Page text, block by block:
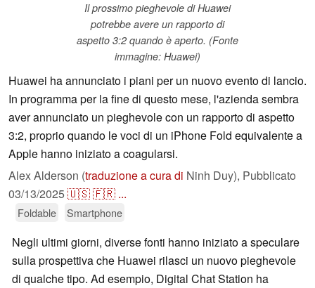
Il prossimo pieghevole di Huawei
potrebbe avere un rapporto di
aspetto 3:2 quando è aperto. (Fonte
immagine: Huawei)
Huawei ha annunciato i piani per un nuovo evento di lancio.
In programma per la fine di questo mese, l'azienda sembra
aver annunciato un pieghevole con un rapporto di aspetto
3:2, proprio quando le voci di un iPhone Fold equivalente a
Apple hanno iniziato a coagularsi.
Alex Alderson (traduzione a cura di Ninh Duy), Pubblicato
03/13/2025🇺🇸🇫🇷 ...
Foldable Smartphone
Negli ultimi giorni, diverse fonti hanno iniziato a speculare
sulla prospettiva che Huawei rilasci un nuovo pieghevole
di qualche tipo. Ad esempio, Digital Chat Station ha